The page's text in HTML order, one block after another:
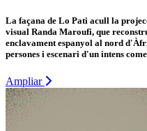
La façana de Lo Pati acull la
visual Randa Maroufi, que
enclavament espanyol al nord
persones i escenari d'un intens
Ampliar